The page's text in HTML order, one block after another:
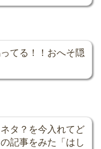
てる！！おへそ隠
タ？を今入れてど
記事をみた「はし